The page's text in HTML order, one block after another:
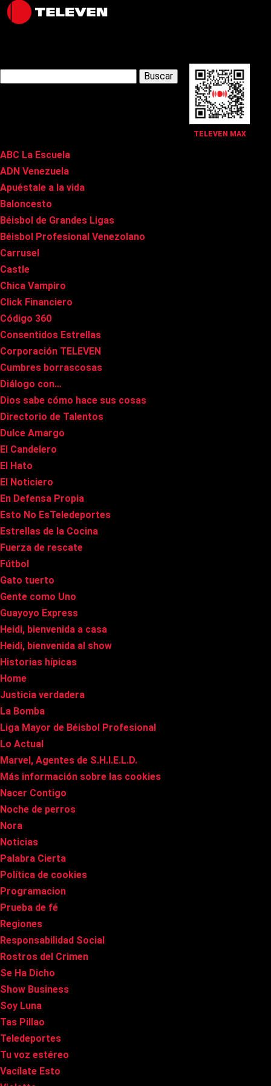
TELEVEN MAX
Latest Posts
ABC La Escuela
ADN Venezuela
Apuéstale a la vida
Baloncesto
Béisbol de Grandes Ligas
Béisbol Profesional Venezolano
Carrusel
Castle
Chica Vampiro
Click Financiero
Código 360
Consentidos Estrellas
Corporación TELEVEN
Cumbres borrascosas
Diálogo con…
Dios sabe cómo hace sus cosas
Directorio de Talentos
Dulce Amargo
El Candelero
El Hato
El Noticiero
En Defensa Propia
Esto No EsTeledeportes
Estrellas de la Cocina
Fuerza de rescate
Fútbol
Gato tuerto
Gente como Uno
Guayoyo Express
Heidi, bienvenida a casa
Heidi, bienvenida al show
Historias hípicas
Home
Justicia verdadera
La Bomba
Liga Mayor de Béisbol Profesional
Lo Actual
Marvel, Agentes de S.H.I.E.L.D.
Más información sobre las cookies
Nacer Contigo
Noche de perros
Nora
Noticias
Palabra Cierta
Política de cookies
Programacion
Prueba de fé
Regiones
Responsabilidad Social
Rostros del Crimen
Se Ha Dicho
Show Business
Soy Luna
Tas Pillao
Teledeportes
Tu voz estéreo
Vacílate Esto